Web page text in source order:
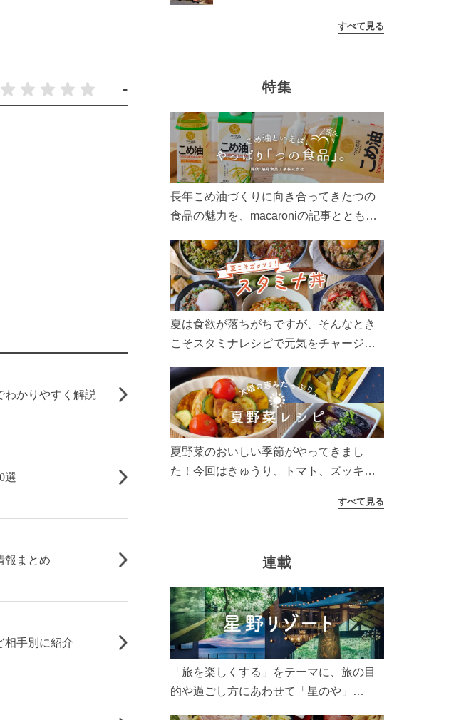
-
わかりやすく解説
選
報まとめ
相手別に紹介
すべて見る
特集
長年こめ油づくりに向き合ってきたつの
食品の魅力を、macaroniの記事とともに
ん、製造現場や品質へのこだわりまで。
こめ油をもっと好きになるコンテンツを
ぜひお楽しみください。
夏は食欲が落ちがちですが、そんなとき
こそスタミナレシピで元気をチャージ！
リ食べて、夏バテを吹き飛ばしましょ
う！
夏野菜のおいしい季節がやってきまし
た！今回はきゅうり、トマト、ズッキー
太陽の光をたっぷりあびた夏野菜は栄養
すべて見る
連載
「旅を楽しくする」をテーマに、旅の目
的や過ごし方にあわせて「星のや」